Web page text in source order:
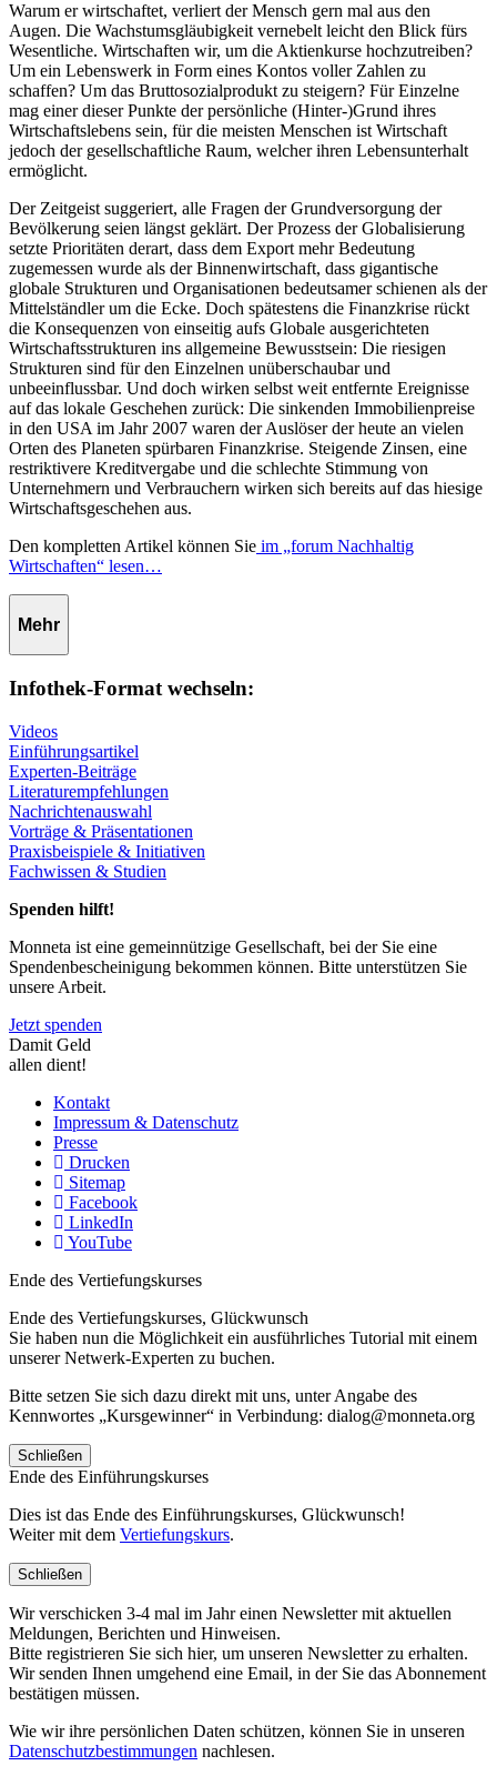
Warum er wirtschaftet, verliert der Mensch gern mal aus den
Augen. Die Wachstumsgläubigkeit vernebelt leicht den Blick fürs
Wesentliche. Wirtschaften wir, um die Aktienkurse hochzutreiben?
Um ein Lebenswerk in Form eines Kontos voller Zahlen zu
schaffen? Um das Bruttosozialprodukt zu steigern? Für Einzelne
mag einer dieser Punkte der persönliche (Hinter-)Grund ihres
Wirtschaftslebens sein, für die meisten Menschen ist Wirtschaft
jedoch der gesellschaftliche Raum, welcher ihren Lebensunterhalt
ermöglicht.
Der Zeitgeist suggeriert, alle Fragen der Grundversorgung der
Bevölkerung seien längst geklärt. Der Prozess der Globalisierung
setzte Prioritäten derart, dass dem Export mehr Bedeutung
zugemessen wurde als der Binnenwirtschaft, dass gigantische
globale Strukturen und Organisationen bedeutsamer schienen als der
Mittelständler um die Ecke. Doch spätestens die Finanzkrise rückt
die Konsequenzen von einseitig aufs Globale ausgerichteten
Wirtschaftsstrukturen ins allgemeine Bewusstsein: Die riesigen
Strukturen sind für den Einzelnen unüberschaubar und
unbeeinflussbar. Und doch wirken selbst weit entfernte Ereignisse
auf das lokale Geschehen zurück: Die sinkenden Immobilienpreise
in den USA im Jahr 2007 waren der Auslöser der heute an vielen
Orten des Planeten spürbaren Finanzkrise. Steigende Zinsen, eine
restriktivere Kreditvergabe und die schlechte Stimmung von
Unternehmern und Verbrauchern wirken sich bereits auf das hiesige
Wirtschaftsgeschehen aus.
Den kompletten Artikel können Sie im „forum Nachhaltig
Wirtschaften“ lesen…
Mehr
Infothek-Format wechseln:
Videos
Einführungsartikel
Experten-Beiträge
Literaturempfehlungen
Nachrichtenauswahl
Vorträge & Präsentationen
Praxisbeispiele & Initiativen
Fachwissen & Studien
Spenden hilft!
Monneta ist eine gemeinnützige Gesellschaft, bei der Sie eine
Spendenbescheinigung bekommen können. Bitte unterstützen Sie
unsere Arbeit.
Jetzt spenden
Damit Geld
allen dient!
Kontakt
Impressum & Datenschutz
Presse
Drucken
Sitemap
Facebook
LinkedIn
YouTube
Ende des Vertiefungskurses
Ende des Vertiefungskurses, Glückwunsch
Sie haben nun die Möglichkeit ein ausführliches Tutorial mit einem
unserer Netwerk-Experten zu buchen.
Bitte setzen Sie sich dazu direkt mit uns, unter Angabe des
Kennwortes „Kursgewinner“ in Verbindung: dialog@monneta.org
Schließen
Ende des Einführungskurses
Dies ist das Ende des Einführungskurses, Glückwunsch!
Weiter mit dem Vertiefungskurs.
Schließen
Wir verschicken 3-4 mal im Jahr einen Newsletter mit aktuellen
Meldungen, Berichten und Hinweisen.
Bitte registrieren Sie sich hier, um unseren Newsletter zu erhalten.
Wir senden Ihnen umgehend eine Email, in der Sie das Abonnement
bestätigen müssen.
Wie wir ihre persönlichen Daten schützen, können Sie in unseren
Datenschutzbestimmungen nachlesen.